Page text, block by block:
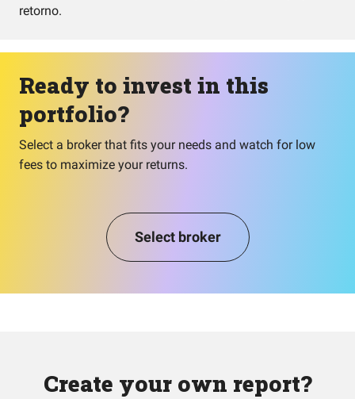
retorno.
Ready to invest in this
portfolio?
Select a broker that fits your needs and watch for low
fees to maximize your returns.
Select broker
Create your own report?